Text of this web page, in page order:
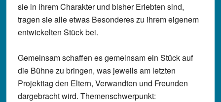
sie in ihrem Charakter und bisher Erlebten sind,
tragen sie alle etwas Besonderes zu ihrem eigenem
entwickelten Stück bei.
Gemeinsam schaffen es gemeinsam ein Stück auf
die Bühne zu bringen, was jeweils am letzten
Projekttag den Eltern, Verwandten und Freunden
dargebracht wird. Themenschwerpunkt: